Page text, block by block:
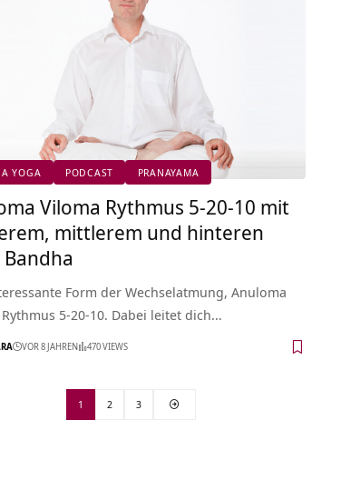
YOGA PODCAST PRANAYAMA
Viloma Rythmus 5-20-10 mit
mittlerem und hinteren
Form der Wechselatmung, Anuloma
5-20-10. Dabei leitet dich…
VOR 8 JAHREN 470 VIEWS
1 2 3